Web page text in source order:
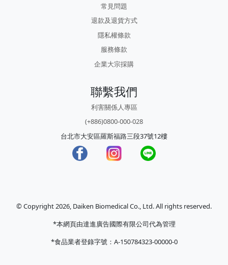
常見問題
退款及退貨方式
隱私權條款
服務條款
企業大宗採購
聯繫我們
利害關係人專區
(+886)0800-000-028
台北市大安區羅斯福路三段37號12樓
© Copyright 2026, Daiken Biomedical Co., Ltd. All rights reserved.
*本網頁由達進廣告國際有限公司代為管理
*食品業者登錄字號：A-150784323-00000-0